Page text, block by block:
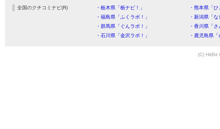
全国のクチコミナビ(R) ・栃木県「栃ナビ！」
・熊本県「
・福島県「ふくラボ！」
・新潟県「
・群馬県「ぐんラボ！」
・香川県「
・石川県「金沢ラボ！」
・鹿児島県
(C) HitBit